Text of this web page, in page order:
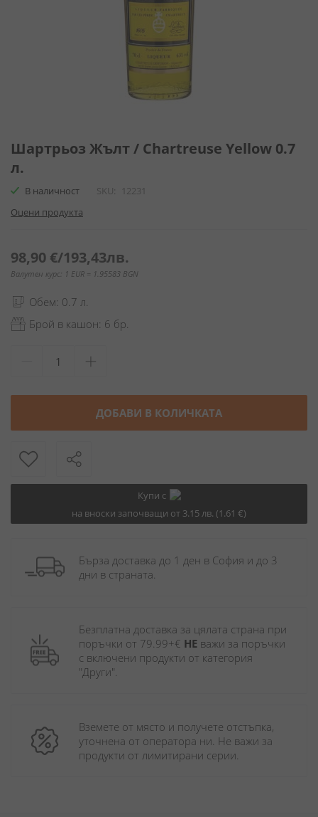
към
началото
на
галерия
снимки
Шартрьоз Жълт / Chartreuse Yellow 0.7
л.
В наличност SKU
12231
Оцени продукта
98,90 €/193,43лв.
Валутен курс: 1 EUR = 1.95583 BGN
Обем: 0.7 л.
Брой в кашон: 6 бр.
ДОБАВИ В КОЛИЧКАТА
Купи с
на вноски започващи от 3.15 лв. (1.61 €)
Бърза доставка до 1 ден в София и до 3
дни в страната.
Безплатна доставка за цялата страна при
поръчки от 79.99+€ НЕ важи за поръчки
с включени продукти от категория
"Други".
Вземете от място и получете отстъпка,
уточнена от оператора ни. Не важи за
продукти от лимитирани серии.